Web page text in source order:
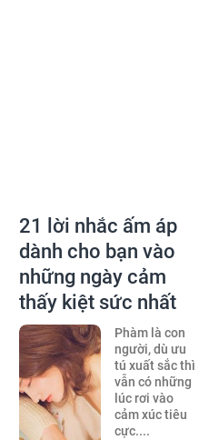
21 lời nhắc ấm áp
dành cho bạn vào
những ngày cảm
thấy kiệt sức nhất
Phàm là con
người, dù ưu
tú xuất sắc thì
vẫn có những
lúc rơi vào
cảm xúc tiêu
cực....